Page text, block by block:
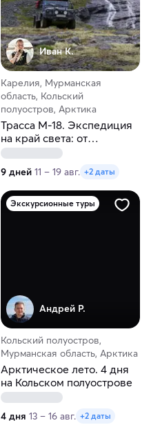
Иван К.
Карелия, Мурманская
область, Кольский
полуостров, Арктика
Трасса М-18. Экспедиция
на край света: от
Петрозаводска до
9 дней 11 – 19 авг. +2 даты
Экскурсионные туры
Андрей Р.
Кольский полуостров,
Мурманская область, Арктика
Арктическое лето. 4 дня
на Кольском полуострове
4 дня 13 – 16 авг. +2 даты